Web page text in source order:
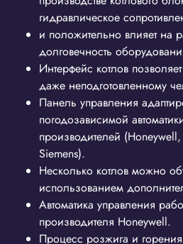
гидравлическое
и положительно влияет на
долговечность
Интерфейс котлов
даже неподготовленному
Панель управления
погодозависимой
производителей
Siemens).
Несколько котлов можно
использованием
Автоматика управления
производителя Honeywell.
Процесс розжига и